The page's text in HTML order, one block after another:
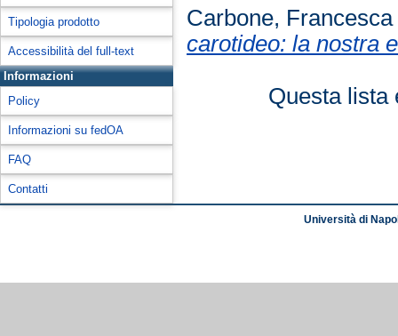
Tipologia prodotto
Accessibilità del full-text
Informazioni
Policy
Informazioni su fedOA
FAQ
Contatti
Carbone, Francesca
carotideo: la nostra
Questa lista
Università di